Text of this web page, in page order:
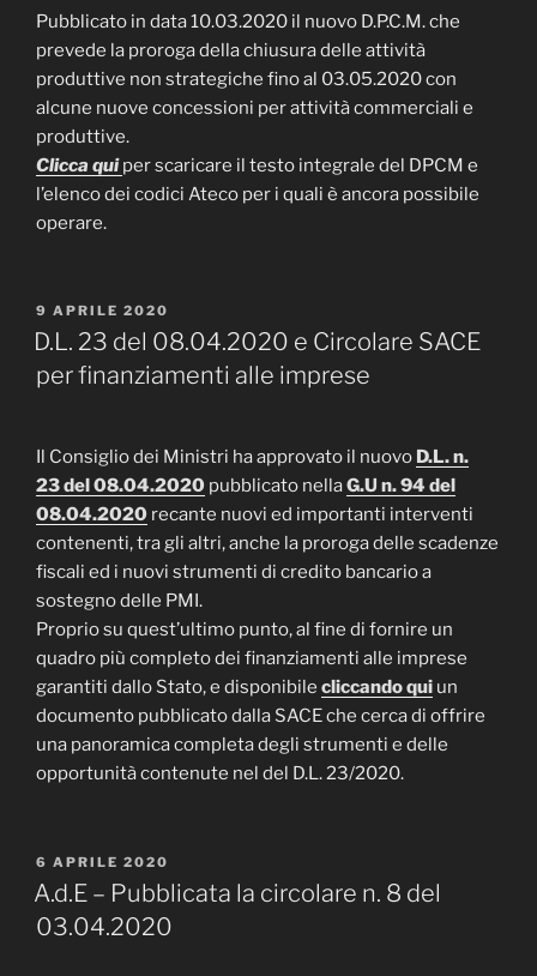
Pubblicato in data 10.03.2020 il nuovo D.P.C.M. che
prevede la proroga della chiusura delle attività
produttive non strategiche fino al 03.05.2020 con
alcune nuove concessioni per attività commerciali e
produttive.
Clicca qui per scaricare il testo integrale del DPCM e
l’elenco dei codici Ateco per i quali è ancora possibile
operare.
PUBBLICATO
IL
9 APRILE 2020
D.L. 23 del 08.04.2020 e Circolare SACE
per finanziamenti alle imprese
Il Consiglio dei Ministri ha approvato il nuovo D.L. n.
23 del 08.04.2020 pubblicato nellaG.U n. 94 del
08.04.2020 recante nuovi ed importanti interventi
contenenti, tra gli altri, anche la proroga delle scadenze
fiscali ed i nuovi strumenti di credito bancario a
sostegno delle PMI.
Proprio su quest’ultimo punto, al fine di fornire un
quadro più completo dei finanziamenti alle imprese
garantiti dallo Stato, e disponibile cliccando qui un
documento pubblicato dalla SACE che cerca di offrire
una panoramica completa degli strumenti e delle
opportunità contenute nel del D.L. 23/2020.
PUBBLICATO
IL
6 APRILE 2020
A.d.E – Pubblicata la circolare n. 8 del
03.04.2020